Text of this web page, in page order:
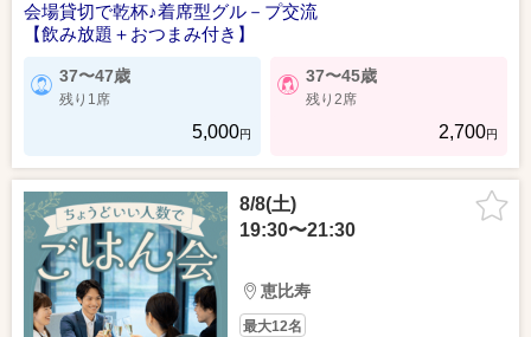
会場貸切で乾杯♪着席型グル－プ交流
【飲み放題＋おつまみ付き】
37〜47歳
残り1席
5,000円
37〜45歳
残り2席
2,700円
8/8(土)
19:30〜21:30
恵比寿
最大12名